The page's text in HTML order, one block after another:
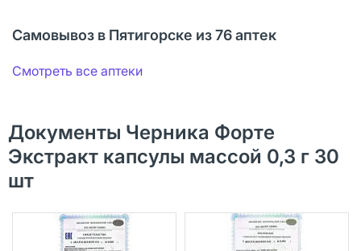
Самовывоз в Пятигорске из 76 аптек
Смотреть все аптеки
Документы Черника Форте
Экстракт капсулы массой 0,3 г 30
шт